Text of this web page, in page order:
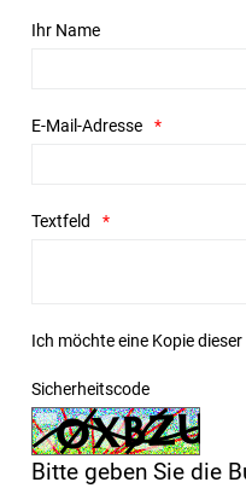
Ihr Name
E-Mail-Adresse
Textfeld
Ich möchte eine Kopie
Sicherheitscode
Bitte geben Sie die